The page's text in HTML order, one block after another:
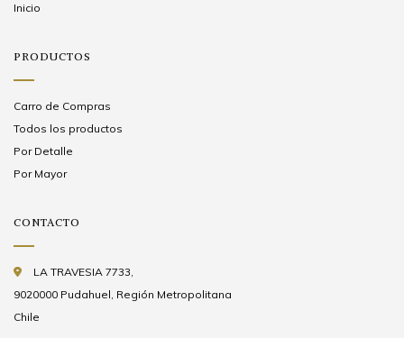
Inicio
PRODUCTOS
Carro de Compras
Todos los productos
Por Detalle
Por Mayor
CONTACTO
LA TRAVESIA 7733,
9020000 Pudahuel, Región Metropolitana
Chile